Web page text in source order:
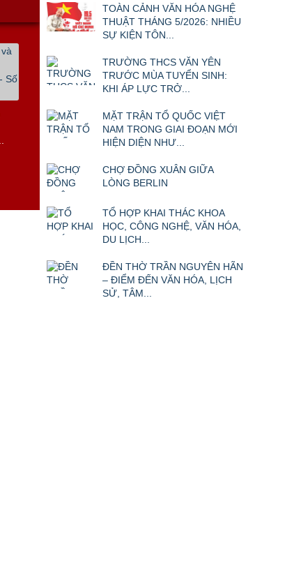
TOÀN CẢNH VĂN HÓA NGHỆ
THUẬT THÁNG 5/2026: NHIỀU
SỰ KIỆN TÔN...
TRƯỜNG THCS VĂN YÊN
TRƯỚC MÙA TUYỂN SINH:
KHI ÁP LỰC TRỞ...
MẶT TRẬN TỔ QUỐC VIỆT
NAM TRONG GIAI ĐOẠN MỚI
HIỆN DIỆN NHƯ...
CHỢ ĐỒNG XUÂN GIỮA
LÒNG BERLIN
TỔ HỢP KHAI THÁC KHOA
HỌC, CÔNG NGHỆ, VĂN HÓA,
DU LỊCH...
ĐỀN THỜ TRẦN NGUYÊN HÃN
– ĐIỂM ĐẾN VĂN HÓA, LỊCH
SỬ, TÂM...